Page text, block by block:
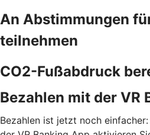
An Abstimmungen
teilnehmen
CO2-Fußabdruck
Bezahlen mit der VR
Bezahlen ist jetzt noch